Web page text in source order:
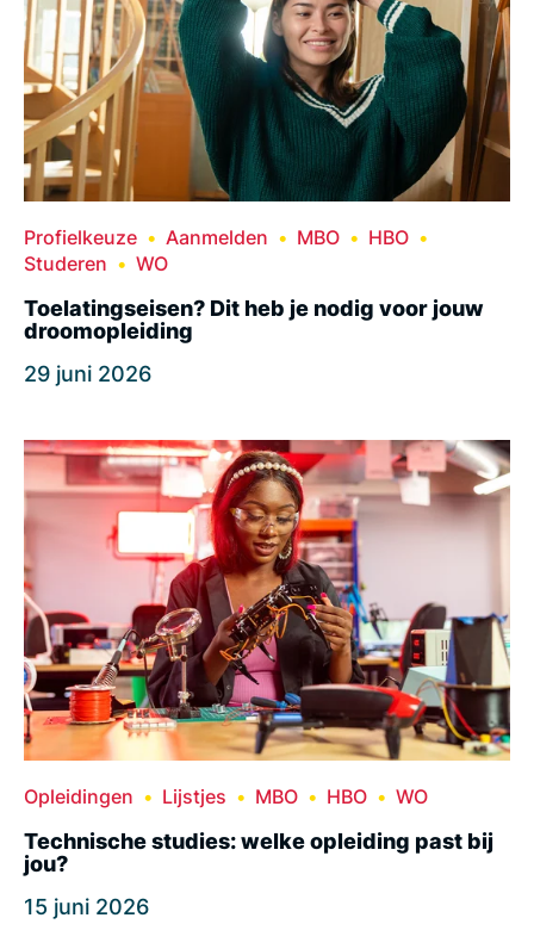
Profielkeuze Aanmelden MBO
HBO
Studeren
WO
Toelatingseisen? Dit heb je nodig voor jouw
droomopleiding
29 juni 2026
Opleidingen Lijstjes MBO HBO WO
Technische studies: welke opleiding past bij
jou?
15 juni 2026